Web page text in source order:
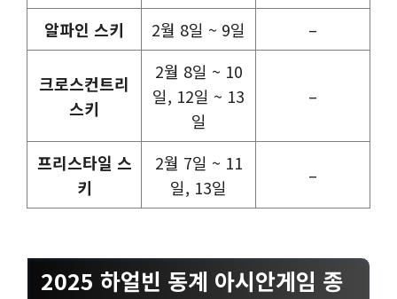
알파인 스키 2월 8일 ~ 9일 –
크로스컨트리
스키
2월 8일 ~ 10
일, 12일 ~ 13
일
–
프리스타일 스
키
2월 7일 ~ 11
일, 13일
–
2025 하얼빈 동계 아시안게임 종